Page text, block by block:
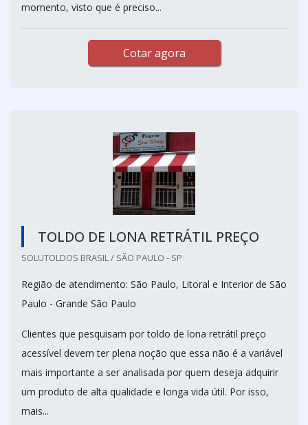
momento, visto que é preciso...
Cotar agora
TOLDO DE LONA RETRÁTIL PREÇO
SOLUTOLDOS BRASIL / SÃO PAULO - SP
Região de atendimento: São Paulo, Litoral e Interior de São
Paulo - Grande São Paulo
Clientes que pesquisam por toldo de lona retrátil preço
acessível devem ter plena noção que essa não é a variável
mais importante a ser analisada por quem deseja adquirir
um produto de alta qualidade e longa vida útil. Por isso,
mais...